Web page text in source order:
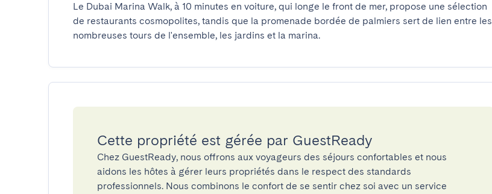
Le Dubai Marina Walk, à 10 minutes en voiture, qui longe le front de mer, propose une sélection
de restaurants cosmopolites, tandis que la promenade bordée de palmiers sert de lien entre les
nombreuses tours de l'ensemble, les jardins et la marina.
Cette propriété est gérée par GuestReady
Chez GuestReady, nous offrons aux voyageurs des séjours confortables et nous
aidons les hôtes à gérer leurs propriétés dans le respect des standards
professionnels. Nous combinons le confort de se sentir chez soi avec un service